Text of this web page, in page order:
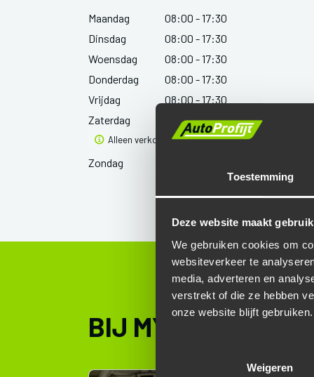
Toestemming
Deze website maakt
We gebruiken cookies om
websiteverkeer te
media, adverteren en
verstrekt of die ze hebben
onze website blijft gebruiken.
Weigeren
Maandag
08:00 - 17:30
Dinsdag
08:00 - 17:30
Woensdag
08:00 - 17:30
Donderdag
08:00 - 17:30
Vrijdag
08:00 - 17:30
Zaterdag
10:00 - 15:00
Alleen verkoop
Zondag
BIJ MYRON